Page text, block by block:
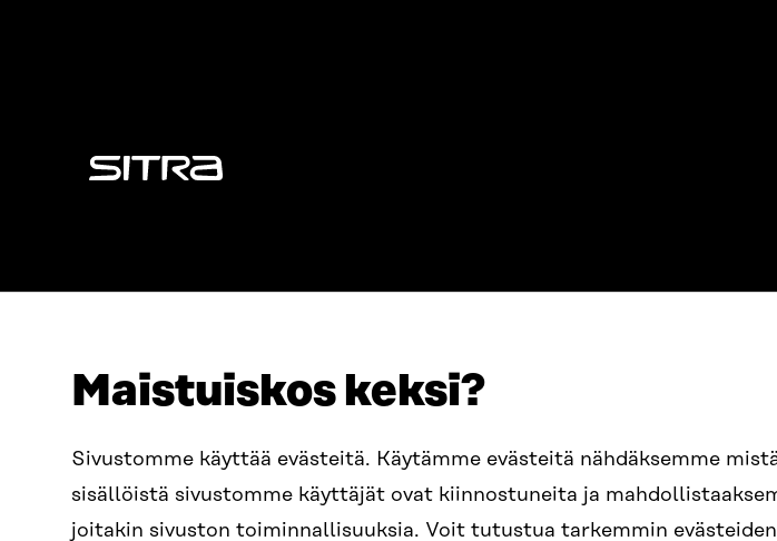
Maistuiskos keksi?
Sivustomme käyttää evästeitä. Käytämme evästeitä nähdäksemme
sisällöistä sivustomme käyttäjät ovat kiinnostuneita ja
joitakin sivuston toiminnallisuuksia. Voit tutustua tarkemmin
Sitra
Itämerenkatu 11-13, PL 160,
00181 Helsinki
Saapumisohjeet
+358 294 618 991
SÄHKÖPOSTI